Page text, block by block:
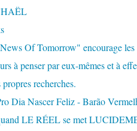
Of Tomorrow" encourage les
à penser par eux-mêmes et à
propres recherches.
Dia Nascer Feliz - Barão
LE RÉEL se met